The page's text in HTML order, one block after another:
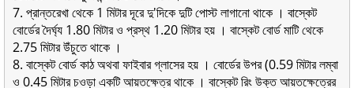
7. প্রান্তরেখা থেকে 1 মিটার দূরে দু'দিকে দুটি পােস্ট লাগানাে থাকে । বাস্কেট
বাের্ডের দৈর্ঘ্য 1.80 মিটার ও প্রস্থ 1.20 মিটার হয় । বাস্কেট বাের্ড মাটি থেকে
2.75 মিটার উঁচুতে থাকে ।
8. বাস্কেট বাের্ড কাঠ অথবা ফাইবার গ্লাসের হয় । বাের্ডের উপর (0.59 মিটার লম্বা
ও 0.45 মিটার চওড়া একটি আয়তক্ষেত্র থাকে । বাস্কেট রিং উক্ত আয়তক্ষেত্রের